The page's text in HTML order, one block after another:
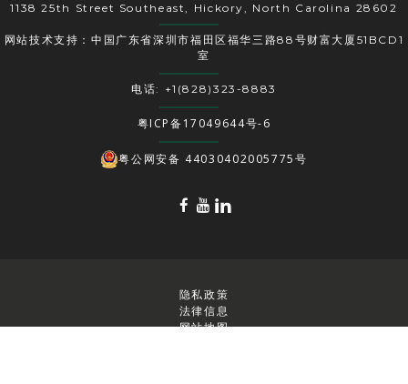
1138 25th Street Southeast, Hickory, North Carolina 28602
网站技术支持：中国广东省深圳市福田区福华三路88号财富大厦51BCD1
室
电话: +1(828)323-8883
粤ICP备17049644号-6
粤公网安备 44030402005775号
隐私政策
法律信息
网站地图